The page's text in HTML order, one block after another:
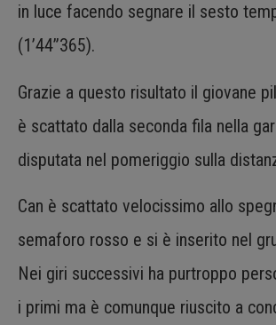
in luce facendo segnare il sesto
(1’44”365).
Grazie a questo risultato il giovane
è scattato dalla seconda fila nella
disputata nel pomeriggio sulla
Can è scattato velocissimo allo
semaforo rosso e si è inserito nel
Nei giri successivi ha purtroppo
i primi ma è comunque riuscito a